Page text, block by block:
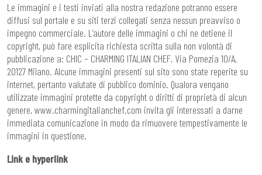
Le immagini e i testi inviati alla nostra redazione potranno essere
diffusi sul portale e su siti terzi collegati senza nessun preavviso o
impegno commerciale. L’autore delle immagini o chi ne detiene il
copyright, può fare esplicita richiesta scritta sulla non volontà di
pubblicazione a: CHIC – CHARMING ITALIAN CHEF, Via Pomezia 10/A,
20127 Milano. Alcune immagini presenti sul sito sono state reperite su
internet, pertanto valutate di pubblico dominio. Qualora vengano
utilizzate immagini protette da copyright o diritti di proprietà di alcun
genere, www.charmingitalianchef.com invita gli interessati a darne
immediata comunicazione in modo da rimuovere tempestivamente le
immagini in questione.
Link e hyperlink